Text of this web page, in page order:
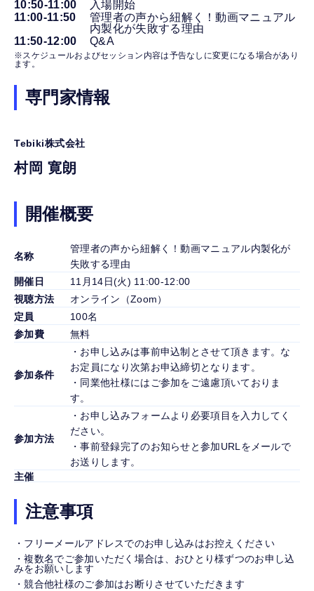
10:50-11:00
入場開始
11:00-11:50
管理者の声から紐解く！動画マニュアル
内製化が失敗する理由
11:50-12:00
Q&A
※スケジュールおよびセッション内容は予告なしに変更になる場合があり
ます。
専門家情報
Tebiki株式会社
村岡 寛朗
開催概要
名称
管理者の声から紐解く！動画マニュアル内製化が
失敗する理由
開催日
11月14日(火) 11:00-12:00
視聴方法
オンライン（Zoom）
定員
100名
参加費
無料
参加条件
・お申し込みは事前申込制とさせて頂きます。な
お定員になり次第お申込締切となります。
・同業他社様にはご参加をご遠慮頂いておりま
す。
参加方法
・お申し込みフォームより必要項目を入力してく
ださい。
・事前登録完了のお知らせと参加URLをメールで
お送りします。
主催
注意事項
・フリーメールアドレスでのお申し込みはお控えください
・複数名でご参加いただく場合は、おひとり様ずつのお申し込
みをお願いします
・競合他社様のご参加はお断りさせていただきます